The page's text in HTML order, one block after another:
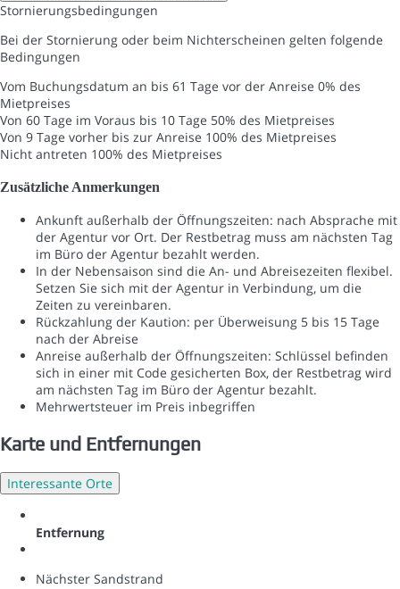
Stornierungsbedingungen
Bei der Stornierung oder beim Nichterscheinen gelten folgende
Bedingungen
Vom Buchungsdatum an bis 61 Tage vor der Anreise 0% des
Mietpreises
Von 60 Tage im Voraus bis 10 Tage 50% des Mietpreises
Von 9 Tage vorher bis zur Anreise 100% des Mietpreises
Nicht antreten 100% des Mietpreises
Zusätzliche Anmerkungen
Ankunft außerhalb der Öffnungszeiten: nach Absprache mit
der Agentur vor Ort. Der Restbetrag muss am nächsten Tag
im Büro der Agentur bezahlt werden.
In der Nebensaison sind die An- und Abreisezeiten flexibel.
Setzen Sie sich mit der Agentur in Verbindung, um die
Zeiten zu vereinbaren.
Rückzahlung der Kaution: per Überweisung 5 bis 15 Tage
nach der Abreise
Anreise außerhalb der Öffnungszeiten: Schlüssel befinden
sich in einer mit Code gesicherten Box, der Restbetrag wird
am nächsten Tag im Büro der Agentur bezahlt.
Mehrwertsteuer im Preis inbegriffen
Karte und Entfernungen
Interessante Orte
Entfernung
Nächster Sandstrand